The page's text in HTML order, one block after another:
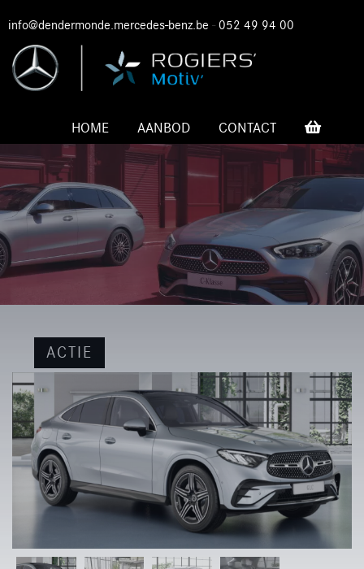
info@dendermonde.mercedes-benz.be - 052 49 94 00
HOME AANBOD CONTACT
ACTIE